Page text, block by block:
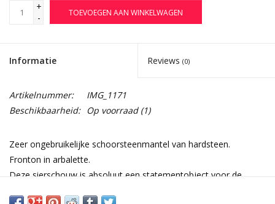
+
-
TOEVOEGEN AAN WINKELWAGEN
Informatie Reviews (0)
Artikelnummer:
IMG_1171
Beschikbaarheid: Op voorraad(1)
Zeer ongebruikelijke schoorsteenmantel van hardsteen.
Fronton in arbalette.
Deze sierschouw is absoluut een statementobject voor de